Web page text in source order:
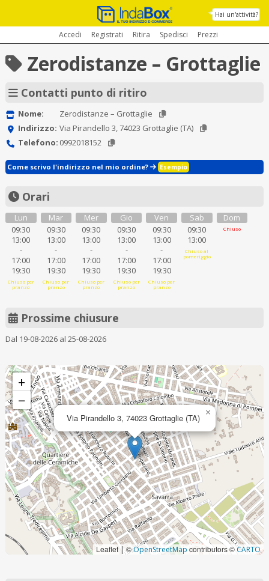
Hai un'attività?
Accedi Registrati Ritira Spedisci Prezzi
Zerodistanze – Grottaglie
Contatti punto di ritiro
Nome:
Zerodistanze – Grottaglie
Indirizzo: Via Pirandello 3, 74023 Grottaglie (TA)
Telefono: 0992018152
Come scrivo l'indirizzo nel mio ordine? Esempio
Orari
Lun
09:30
13:00
-
17:00
19:30
Chiuso per
pranzo
Mar
09:30
13:00
-
17:00
19:30
Chiuso per
pranzo
Mer
09:30
13:00
-
17:00
19:30
Chiuso per
pranzo
Gio
09:30
13:00
-
17:00
19:30
Chiuso per
pranzo
Ven
09:30
13:00
-
17:00
19:30
Chiuso per
pranzo
Sab
09:30
13:00
Chiuso al
pomeriggio
Dom
Chiuso
Prossime chiusure
Dal 19-08-2026 al 25-08-2026
Via Pirandello 3, 74023 Grottaglie (TA) ×
+
−
Leaflet | ©OpenStreetMap contributors ©CARTO